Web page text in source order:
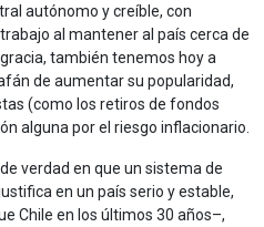
autónomo y creíble, con
al mantener al país cerca de
también tenemos hoy a
de aumentar su popularidad,
(como los retiros de fondos
alguna por el riesgo inflacionario.
verdad en que un sistema de
en un país serio y estable,
Chile en los últimos 30 años–,